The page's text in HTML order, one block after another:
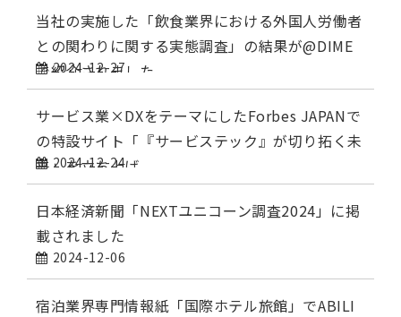
当社の実施した「飲食業界における外国人労働者
との関わりに関する実態調査」の結果が@DIME
で紹介されました
2024-12-27
サービス業×DXをテーマにしたForbes JAPANで
の特設サイト「『サービステック』が切り拓く未
来」を立ち上げ
2024-12-24
日本経済新聞「NEXTユニコーン調査2024」に掲
載されました
2024-12-06
宿泊業界専門情報紙「国際ホテル旅館」でABILI